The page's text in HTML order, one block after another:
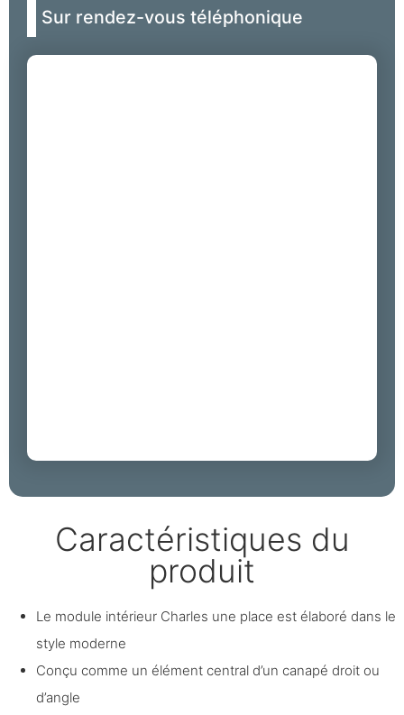
Sur rendez-vous téléphonique
Caractéristiques du
produit
Le module intérieur Charles une place est élaboré dans le
style moderne
Conçu comme un élément central d’un canapé droit ou
d’angle